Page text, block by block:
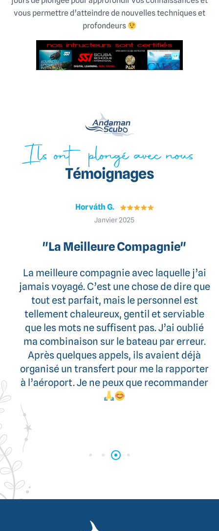
vous permettre d’atteindre de nouvelles techniques et
profondeurs
Ils ont plongé avec nous
Témoignages
Horváth G.
Janvier 2025
"La Meilleure Compagnie"
La meilleure compagnie avec laquelle j’ai
jamais voyagé. C’est une chose de dire que
tout est parfait, mais le personnel est
tellement chaleureux, gentil et serviable
que les mots ne suffisent pas. J’ai oublié
ma combinaison sur le bateau par erreur.
Après quelques appels, ils avaient déjà
organisé un transfert pour me la rapporter
à l’aéroport. Je ne peux que recommander